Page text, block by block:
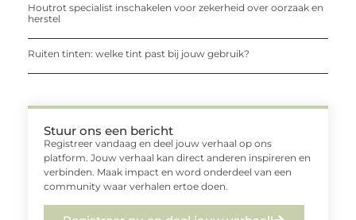
Houtrot specialist inschakelen voor zekerheid over oorzaak en
herstel
Ruiten tinten: welke tint past bij jouw gebruik?
Stuur ons een bericht
Registreer vandaag en deel jouw verhaal op ons
platform. Jouw verhaal kan direct anderen inspireren en
verbinden. Maak impact en word onderdeel van een
community waar verhalen ertoe doen.